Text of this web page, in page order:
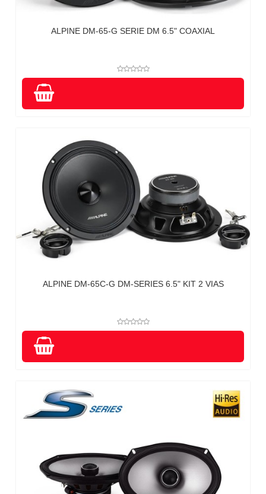
ALPINE DM-65-G SERIE DM 6.5" COAXIAL
ALPINE DM-65C-G DM-SERIES 6.5" KIT 2 VIAS